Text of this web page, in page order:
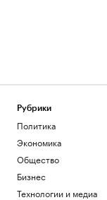
Рубрики
Политика
Экономика
Общество
Бизнес
Технологии и медиа